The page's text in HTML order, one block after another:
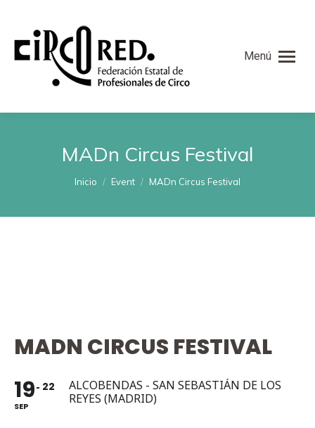
Menú
MADn Circus Festival
Estás aquí:
Inicio Event MADn Circus Festival
MADN CIRCUS FESTIVAL
19
SEP
22
ALCOBENDAS - SAN SEBASTIÁN DE LOS
REYES (MADRID)